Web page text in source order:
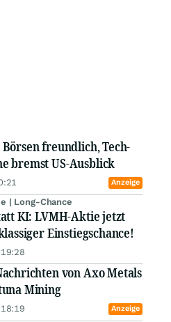
freundlich, Tech-
bremst US-Ausblick
Anzeige
| Long-Chance
KI: LVMH-Aktie jetzt
Einstiegschance!
von Axo Metals
Mining
Anzeige